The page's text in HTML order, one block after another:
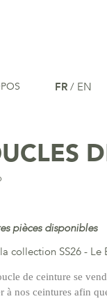
FR / EN
pièces disponibles
collection SS26 - Le
de ceinture se
à nos ceintures afin